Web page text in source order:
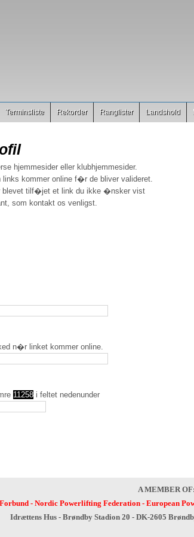
Terminsliste Rekorder Ranglister Landshold
hjemmesider eller klubhjemmesider.
kommer online f�r de bliver valideret.
blevet tilf�jet et link du ikke �nsker vist
som kontakt os venligst.
n�r linket kommer online.
11258 i feltet nedenunder
A MEMBER OF:
- Nordic Powerlifting Federation- European
Idrættens Hus - Brøndby Stadion 20 - DK-2605